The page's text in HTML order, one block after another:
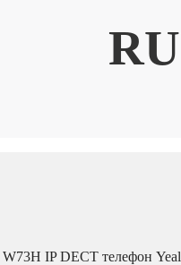
RU
W73H IP DECT телефон